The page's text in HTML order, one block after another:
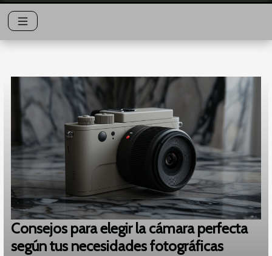
Consejos para elegir la cámara perfecta
según tus necesidades fotográficas